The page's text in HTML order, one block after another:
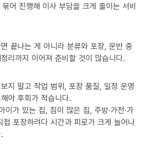
묶어 진행해 이사 부담을 크게 줄이는 서비
끝나는 게 아니라 분류와 포장, 운반 중
리까지 이어져 준비할 것이 많습니다.
지 말고 작업 범위, 포장 품질, 일정 운영
야 후회가 적습니다.
이가 있는 집, 짐이 많은 집, 주방·가전·가
포장하려다 시간과 피로가 크게 늘어나